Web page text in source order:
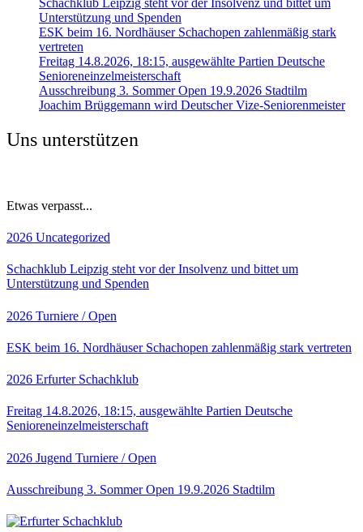
Unterstützung und Spenden
ESK beim 16. Nordhäuser Schachopen zahlenmäßig stark
vertreten
Freitag 14.8.2026, 18:15, ausgewählte Partien Deutsche
Senioreneinzelmeisterschaft
Ausschreibung 3. Sommer Open 19.9.2026 Stadtilm
Joachim Brüggemann wird Deutscher Vize-Seniorenmeister
Uns unterstützen
Etwas verpasst...
2026 Uncategorized
Schachklub Leipzig steht vor der Insolvenz und bittet um
Unterstützung und Spenden
2026 Turniere / Open
ESK beim 16. Nordhäuser Schachopen zahlenmäßig stark vertreten
2026 Erfurter Schachklub
Freitag 14.8.2026, 18:15, ausgewählte Partien Deutsche
Senioreneinzelmeisterschaft
2026 Jugend Turniere / Open
Ausschreibung 3. Sommer Open 19.9.2026 Stadtilm